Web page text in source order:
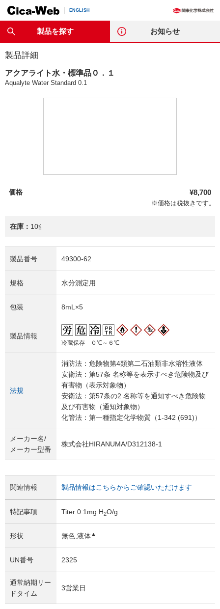
ENGLISH
製品を探す お知らせ
製品詳細
アクアライト水・標準品０．１
Aqualyte Water Standard 0.1
価格 ¥8,700
※価格は税抜きです。
在庫： 10≦
製品番号 49300-62
規格 水分測定用
包装 8mL×5
製品情報
冷蔵保存 ０℃～６℃
法規
消防法：危険物第4類第二石油類非水溶性液体
安衛法：第57条 名称等を表示すべき危険物及び
有害物（表示対象物）
安衛法：第57条の2 名称等を通知すべき危険物
及び有害物（通知対象物）
化管法：第一種指定化学物質（1-342 (691)）
メーカー名/
メーカー型番
株式会社HIRANUMA/D312138-1
関連情報 製品情報はこちらからご確認いただけます
特記事項 Titer 0.1mg H2O/g
形状 無色,液体 ▲
UN番号 2325
通常納期リー
ドタイム
3営業日